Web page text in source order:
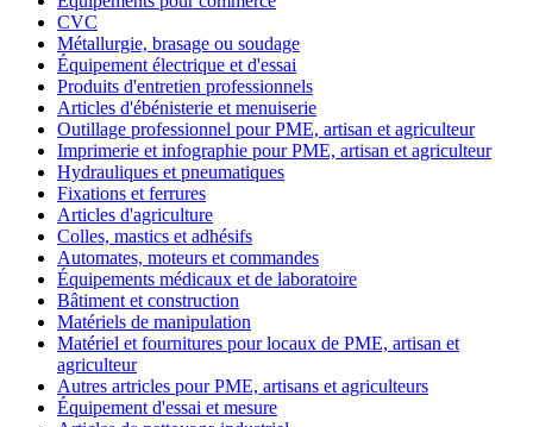
CVC
Métallurgie, brasage ou soudage
Équipement électrique et d'essai
Produits d'entretien professionnels
Articles d'ébénisterie et menuiserie
Outillage professionnel pour PME, artisan et agriculteur
Imprimerie et infographie pour PME, artisan et agriculteur
Hydrauliques et pneumatiques
Fixations et ferrures
Articles d'agriculture
Colles, mastics et adhésifs
Automates, moteurs et commandes
Équipements médicaux et de laboratoire
Bâtiment et construction
Matériels de manipulation
Matériel et fournitures pour locaux de PME, artisan et
agriculteur
Autres artricles pour PME, artisans et agriculteurs
Équipement d'essai et mesure